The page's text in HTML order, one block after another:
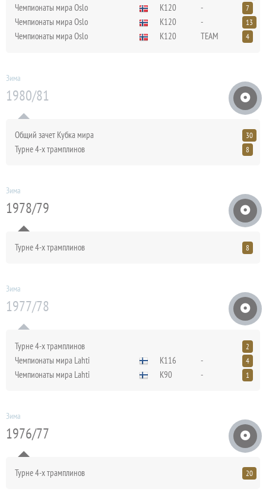
Чемпионаты мира Oslo K120 - 7
Чемпионаты мира Oslo K120 - 13
Чемпионаты мира Oslo K120 TEAM 4
Зима
1980/81
Общий зачет Кубка мира 30
Турне 4-х трамплинов 8
Зима
1978/79
Турне 4-х трамплинов 8
Зима
1977/78
Турне 4-х трамплинов 2
Чемпионаты мира Lahti K116 - 4
Чемпионаты мира Lahti K90 - 1
Зима
1976/77
Турне 4-х трамплинов 20